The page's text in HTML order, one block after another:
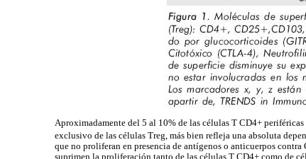
Aproximadamente del 5 al 10% de las células T CD4+
exclusivo de las células Treg, más bien refleja una absoluta
que no proliferan en presencia de antígenos o anticuerpos